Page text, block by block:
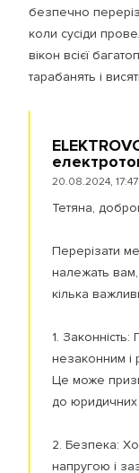
безпечно
коли сусіди
вікон всієї
тарабанять і
20.08.2024, 17:47
Тетяна,
Перерізати
належать
кілька
1.
незаконним і
Це може
до юридичних
2. Безпека:
напругою і